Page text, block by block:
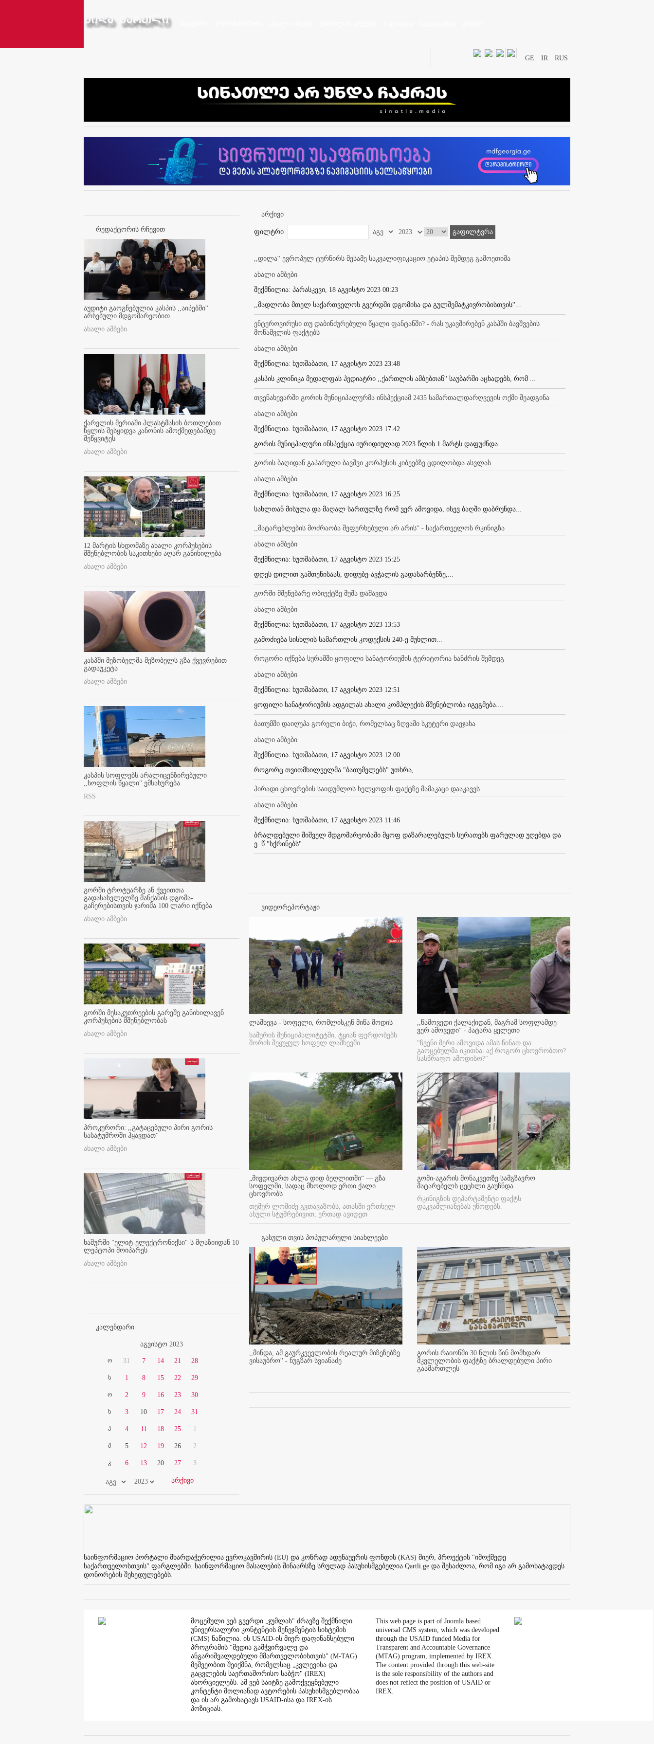
GE IR RUS
რედაქტორის რჩევით
აუდიტი გაოგნებულია კასპის ,,აიპებში''
არსებული მდგომარეობით
ახალი ამბები
ქარელის მერიაში პლასტმასის ბოთლებით
წყლის შესყიდვა კანონის ამოქმედებამდე
შეწყვიტეს
ახალი ამბები
12 მარტის სხდომაზე ახალი კორპუსების
მშენებლობის საკითხები აღარ განიხილება
ახალი ამბები
კასპში მეზობელმა მეზობელს გზა ქვევრებით
გადაუკეტა
ახალი ამბები
კასპის სოფლებს არალიცენზირებული
,,სოფლის წყალი" ემსახურება
RSS
გორში ტროტუარზე ან ქვეითთა
გადასასვლელზე მანქანის დგომა-
გაჩერებისთვის ჯარიმა 100 ლარი იქნება
ახალი ამბები
გორში მესაკუთრეების გარეშე განიხილავენ
კორპუსების მშენებლობას
ახალი ამბები
პროკურორი: ,,გატაცებული პირი გორის
სასატუმროში ჰყავდათ''
ახალი ამბები
ხაშურში "ელიტ-ელექტრონიქსი"-ს მღაზიიდან 10
ლეპტოპი მოიპარეს
ახალი ამბები
კალენდარი
აგვისტო 2023
ო
ს
ო
ხ
პ
შ
კ
31
1
2
3
4
5
6
7
8
9
10
11
12
13
14
15
16
17
18
19
20
21
22
23
24
25
26
27
28
29
30
31
1
2
3
არქივი
ფილტრი გაფილტვრა
,,დილა'' ევროპულ ტურნირს მესამე საკვალიფიკაციო ეტაპის შემდეგ გამოეთიშა
ახალი ამბები
შექმნილია: პარასკევი, 18 აგვისტო 2023 00:23
,,მადლობა მთელ საქართველოს გვერდში დგომისა და გულშემატკივრობისთვის''...
ენტეროვირუსი თუ დაბინძურებული წყალი ფანტანში? - რას უკავშირებენ კასპში ბავშვების
მოწამვლის ფაქტებს
ახალი ამბები
შექმნილია: ხუთშაბათი, 17 აგვისტო 2023 23:48
კასპის კლინიკა მედალფას პედიატრი ,,ქართლის ამბებთან'' საუბარში აცხადებს, რომ ...
თვენახევარში გორის მუნიციპალურმა ინსპექციამ 2435 სამართალდარღვევის ოქმი შეადგინა
ახალი ამბები
შექმნილია: ხუთშაბათი, 17 აგვისტო 2023 17:42
გორის მუნიცპალური ინსპექცია იურიდიულად 2023 წლის 1 მარტს დაფუძნდა...
გორის ბაღიდან გაპარული ბავშვი კორპუსის კიბეებზე ცდილობდა ასვლას
ახალი ამბები
შექმნილია: ხუთშაბათი, 17 აგვისტო 2023 16:25
სახლთან მისულა და მაღალ სართულზე რომ ვერ ამოვიდა, ისევ ბაღში დაბრუნდა...
,,მატარებლების მოძრაობა შეფერხებული არ არის'' - საქართველოს რკინიგზა
ახალი ამბები
შექმნილია: ხუთშაბათი, 17 აგვისტო 2023 15:25
დღეს დილით გამთენისაას, დიდუბე-ავჭალის გადასარბენზე,...
გორში მშენებარე ობიექტზე მუშა დაშავდა
ახალი ამბები
შექმნილია: ხუთშაბათი, 17 აგვისტო 2023 13:53
გამოძიება სისხლის სამართლის კოდექსის 240-ე მუხლით...
როგორი იქნება სურამში ყოფილი სანატორიუმის ტერიტორია ხანძრის შემდეგ
ახალი ამბები
შექმნილია: ხუთშაბათი, 17 აგვისტო 2023 12:51
ყოფილი სანატორიუმის ადგილას ახალი კომპლექის მშენებლობა იგეგმება....
ბათუმში დაიღუპა გორელი ბიჭი, რომელსაც ზღვაში სკუტერი დაეჯახა
ახალი ამბები
შექმნილია: ხუთშაბათი, 17 აგვისტო 2023 12:00
როგორც თვითმხილველმა "ბათუმელებს" უთხრა,...
პირადი ცხოვრების საიდუმლოს ხელყოფის ფაქტზე მამაკაცი დააკავეს
ახალი ამბები
შექმნილია: ხუთშაბათი, 17 აგვისტო 2023 11:46
ბრალდებული შიშველ მდგომარეობაში მყოფ დაზარალებულს სურათებს ფარულად უღებდა და
ე. წ "სქრინებს"...
ვიდეორეპორტაჟი
ლაშხევა - სოფელი, რომლისკენ მიწა მოდის
ხაშურის მუნიციპალიტეტში, ტყიან ფერდობებს
შორის შეყუჟულ სოფელ ლაშხევში
,,წამოვედი ქალაქიდან, მაგრამ სოფლამდე
ვერ ამოვედი'' - პატარა ყელეთი
"ჩვენი მერი ამოვიდა ამას წინათ და
გაოცებულმა იკითხა: აქ როგორ ცხოვრობთო?
სასწრაფო ამოდისო?"
„მივდივართ ახლა დიდ ბეღლითში“ — გზა
სოფელში, სადაც მხოლოდ ერთი ქალი
ცხოვრობს
თემურ ლომიძე გვთავაზობს, ათასში ერთხელ
ასული სტუმრებივით, ერთად ავიდეთ
გომი-აგარის მონაკვეთზე სამგზავრო
მატარებელს ცეცხლი გაუჩნდა
რკინიგზის დეპარტამენტი ფაქტს
დაკვამლიანებას უწოდებს.
გასული თვის პოპულარული სიახლეები
,,მინდა, ამ გაურკვევლობის რეალურ მიზეზებზე
ვისაუბრო'' - ნუგზარ სვიანაძე
გორის რაიონში 30 წლის წინ მომხდარ
მკვლელობის ფაქტზე ბრალდებული პირი
გაამართლეს
საინფორმაციო პორტალი მხარდაჭერილია ევროკავშირის (EU) და კონრად ადენაუერის ფონდის (KAS) მიერ, პროექტის "იმოქმედე
საქართველოსთვის" ფარგლებში. საინფორმაციო მასალების შინაარსზე სრულად პასუხისმგებელია Qartli.ge და შესაძლოა, რომ იგი არ გამოხატავდეს
დონორების შეხედულებებს.
მოცემული ვებ გვერდი „ჯუმლას" ძრავზე შექმნილი
უნივერსალური კონტენტის მენეჯმენტის სისტემის
(CMS) ნაწილია. ის USAID-ის მიერ დაფინანსებული
პროგრამის "მედია გამჭვირვალე და
ანგარიშვალდებული მმართველობისთვის" (M-TAG)
მეშვეობით შეიქმნა, რომელსაც „კვლევისა და
გაცვლების საერთაშორისო საბჭო" (IREX)
ახორციელებს. ამ ვებ საიტზე გამოქვეყნებული
კონტენტი მთლიანად ავტორების პასუხისმგებლობაა
და ის არ გამოხატავს USAID-ისა და IREX-ის
პოზიციას.
This web page is part of Joomla based
universal CMS system, which was developed
through the USAID funded Media for
Transparent and Accountable Governance
(MTAG) program, implemented by IREX.
The content provided through this web-site
is the sole responsibility of the authors and
does not reflect the position of USAID or
IREX.